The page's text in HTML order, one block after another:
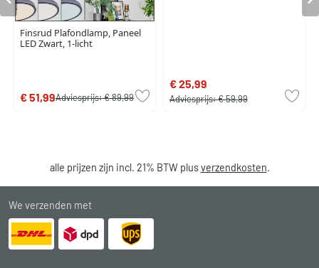
Finsrud Plafondlamp, Paneel
LED Zwart, 1-licht
€ 51,99Adviesprijs:€ 89,99
€ 25,99
Adviesprijs:€ 59,99
alle prijzen zijn incl. 21% BTW plusverzendkosten.
We verzenden met